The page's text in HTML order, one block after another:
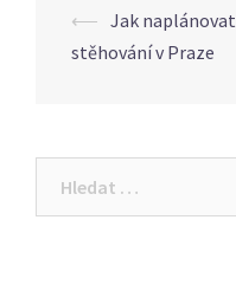
Post
navigation
⟵ Jak naplánovat
stěhování v Praze